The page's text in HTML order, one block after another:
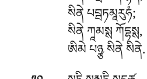
སིནེ པབྦཏམཱརུཧཾ;
སིནེ ཀཱམསྶ ཀོདྷསྶ,
ཨིམེ པཉྩ སིནེ སིནེ.